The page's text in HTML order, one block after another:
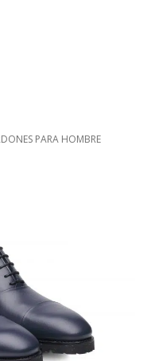
PARA HOMBRE